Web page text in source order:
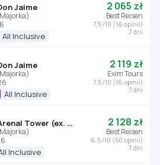
Jaime
All Inclusive
2 065 zł
Best Reisen
7.5 /10 (16 opinii)
7 dni
Jaime
All Inclusive
2 119 zł
Exim Tours
7.5 /10 (16 opinii)
7 dni
Blue Sea Arenal Tower (ex. Torre Arenal)
Inclusive
2 128 zł
Best Reisen
6.5 /10 (50 opinii)
7 dni